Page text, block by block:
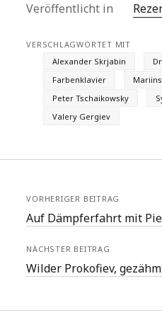
Veröffentlicht in
VERSCHLAGWORTET MIT
Alexander Skrjabin
Farbenklavier
Peter Tschaikowsky
Valery Gergiev
VORHERIGER BEITRAG
Auf Dämpferfahrt mit
NÄCHSTER BEITRAG
Wilder Prokofiev,